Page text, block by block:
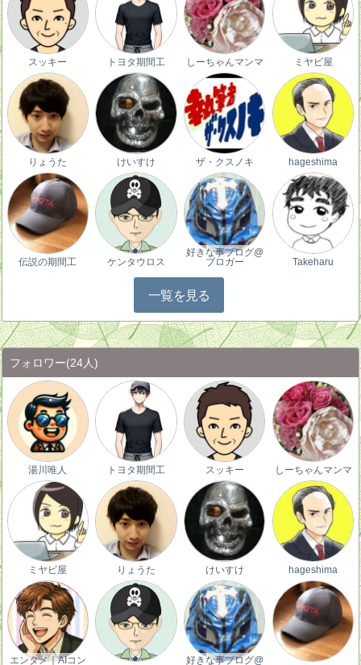
スッキー トヨタ期間工 しーちゃんマンマ ミヤビ屋
りょうた けいすけ ザ・クスノキ hageshima
伝説の期間工 ケンタウロス
好きな事ブログ@
ブロガー
Takeharu
一覧を見る
フォロワー(24人)
湯川唯人 トヨタ期間工 スッキー しーちゃんマンマ
ミヤビ屋 りょうた けいすけ hageshima
エンタメ｜AIコン 好きな事ブログ@